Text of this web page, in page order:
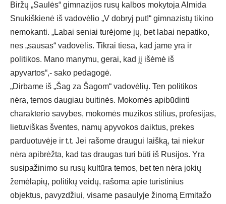
Biržų „Saulės“ gimnazijos rusų kalbos mokytoja Almida
Snukiškienė iš vadovėlio „V dobryj put!“ gimnazistų tikino
nemokanti. „Labai seniai turėjome jų, bet labai nepatiko,
nes „sausas“ vadovėlis. Tikrai tiesa, kad jame yra ir
politikos. Mano manymu, gerai, kad jį išėmė iš
apyvartos“,- sako pedagogė.
„Dirbame iš „Šag za Šagom“ vadovėlių. Ten politikos
nėra, temos daugiau buitinės. Mokomės apibūdinti
charakterio savybes, mokomės muzikos stilius, profesijas,
lietuviškas šventes, namų apyvokos daiktus, prekes
parduotuvėje ir t.t. Jei rašome draugui laišką, tai niekur
nėra apibrėžta, kad tas draugas turi būti iš Rusijos. Yra
susipažinimo su rusų kultūra temos, bet ten nėra jokių
žemėlapių, politikų veidų, rašoma apie turistinius
objektus, pavyzdžiui, visame pasaulyje žinomą Ermitažo